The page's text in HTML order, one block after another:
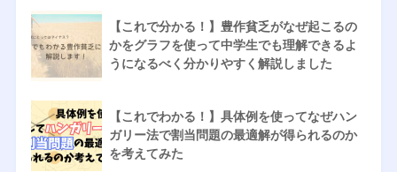
【これで分かる！】豊作貧乏がなぜ起こるの
かをグラフを使って中学生でも理解できるよ
うになるべく分かりやすく解説しました
【これでわかる！】具体例を使ってなぜハン
ガリー法で割当問題の最適解が得られるのか
を考えてみた